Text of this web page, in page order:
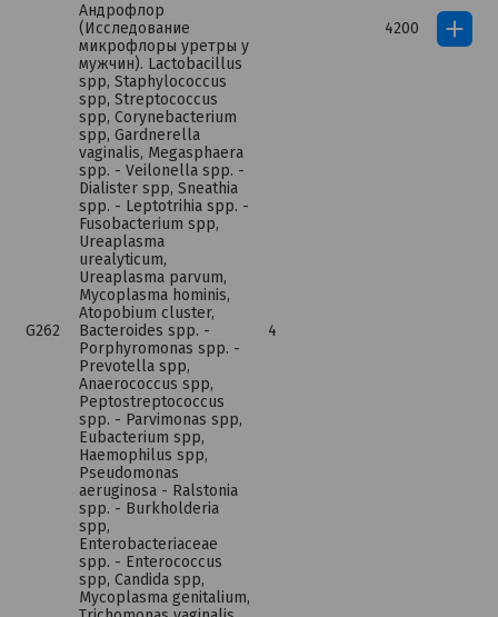
G262
Андрофлор
(Исследование
микрофлоры уретры у
мужчин). Lactobacillus
spp, Staphylococcus
spp, Streptococcus
spp, Corynebacterium
spp, Gardnerella
vaginalis, Megasphaera
spp. - Veilonella spp. -
Dialister spp, Sneathia
spp. - Leptotrihia spp. -
Fusobacterium spp,
Ureaplasma
urealyticum,
Ureaplasma parvum,
Mycoplasma hominis,
Atopobium cluster,
Bacteroides spp. -
Porphyromonas spp. -
Prevotella spp,
Anaerococcus spp,
Peptostreptococcus
spp. - Parvimonas spp,
Eubacterium spp,
Haemophilus spp,
Pseudomonas
aeruginosa - Ralstonia
spp. - Burkholderia
spp,
Enterobacteriaceae
spp. - Enterococcus
spp, Candida spp,
Mycoplasma genitalium,
4
4200